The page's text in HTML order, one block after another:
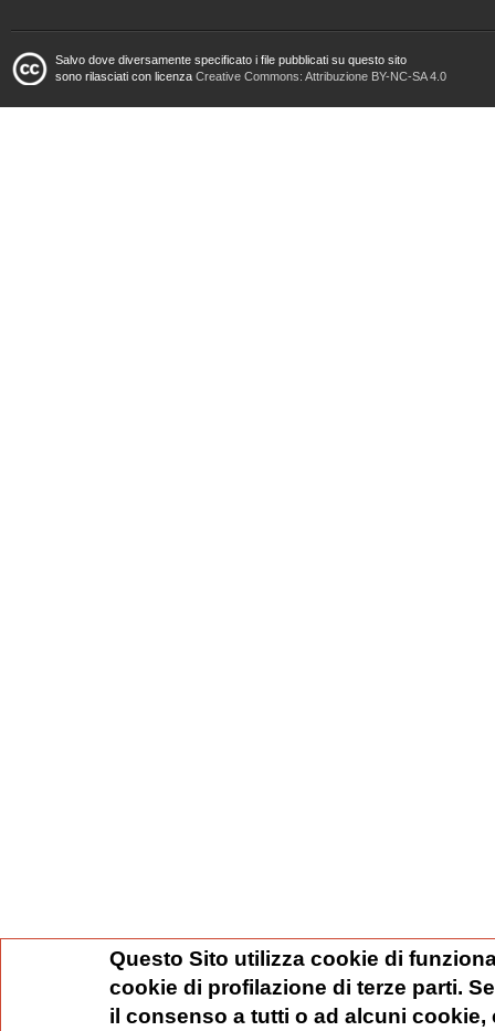
Salvo dove diversamente specificato i file pubblicati su questo sito
sono rilasciati con licenza Creative Commons: Attribuzione BY-NC-SA 4.0
Questo Sito utilizza cookie di
cookie di profilazione di terze parti.
il consenso a tutti o ad alcuni